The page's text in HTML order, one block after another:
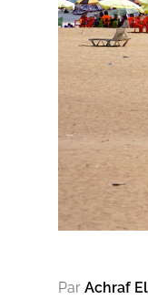
Par Achraf